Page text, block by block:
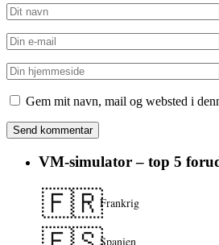
Gem mit navn, mail og websted i
VM-simulator – top 5
🇫🇷Frankrig
Spanien